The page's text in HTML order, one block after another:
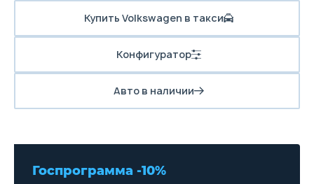
Купить Volkswagen в такси
Конфигуратор
Авто в наличии
Госпрограмма -10%